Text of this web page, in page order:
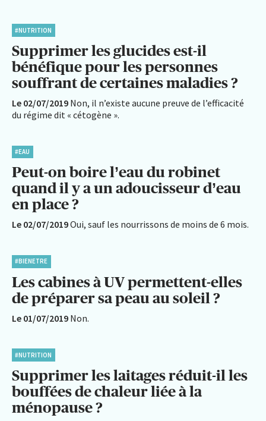
#NUTRITION
Supprimer les glucides est-il
bénéfique pour les personnes
souffrant de certaines maladies ?
Le 02/07/2019 Non, il n’existe aucune preuve de l’efficacité
du régime dit « cétogène ».
#EAU
Peut-on boire l’eau du robinet
quand il y a un adoucisseur d’eau
en place ?
Le 02/07/2019Oui, sauf les nourrissons de moins de 6 mois.
#BIENETRE
Les cabines à UV permettent-elles
de préparer sa peau au soleil ?
Le 01/07/2019 Non.
#NUTRITION
Supprimer les laitages réduit-il les
bouffées de chaleur liée à la
ménopause ?